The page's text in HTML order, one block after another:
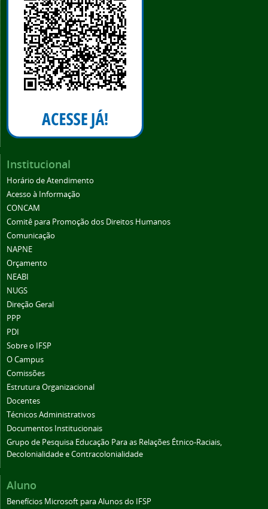
Institucional
Horário de Atendimento
Acesso à Informação
CONCAM
Comitê para Promoção dos Direitos Humanos
Comunicação
NAPNE
Orçamento
NEABI
NUGS
Direção Geral
PPP
PDI
Sobre o IFSP
O Campus
Comissões
Estrutura Organizacional
Docentes
Técnicos Administrativos
Documentos Institucionais
Grupo de Pesquisa Educação Para as Relações Étnico-Raciais,
Decolonialidade e Contracolonialidade
Aluno
Benefícios Microsoft para Alunos do IFSP